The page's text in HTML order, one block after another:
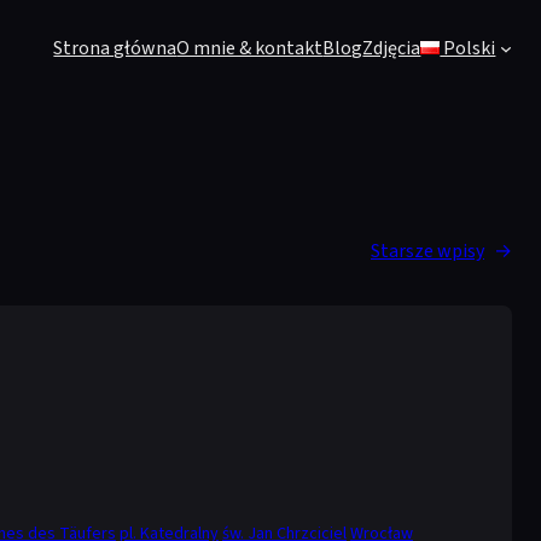
Strona głównaO mnie & kontaktBlogZdjęcia Polski
Starsze wpisy →
des Täuferspl. Katedralnyśw. Jan ChrzcicielWrocław